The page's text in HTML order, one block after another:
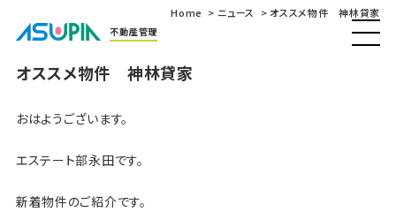
不動産管理
Home ニュース オススメ物件 神林貸家
オススメ物件 神林貸家
おはようございます。
エステート部永田です。
新着物件のご紹介です。